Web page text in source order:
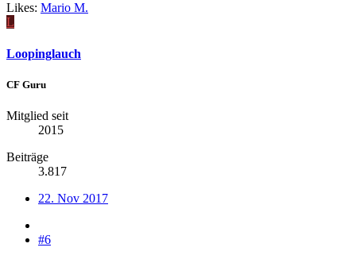
Likes: Mario M.
L
Loopinglauch
CF Guru
Mitglied seit
2015
Beiträge
3.817
22. Nov 2017
#6